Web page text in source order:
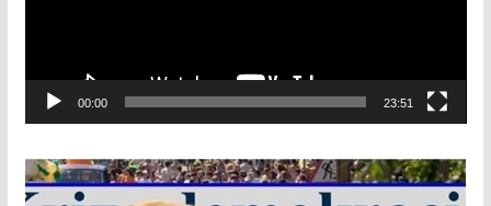
e
á
v
00:00 23:51